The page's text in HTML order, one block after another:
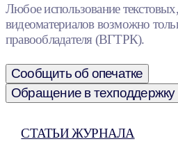
Любое использование
видеоматериалов возможно
правообладателя (ВГТРК).
Сообщить об опечатке
Обращение в техподдержку
СТАТЬИ ЖУРНАЛА